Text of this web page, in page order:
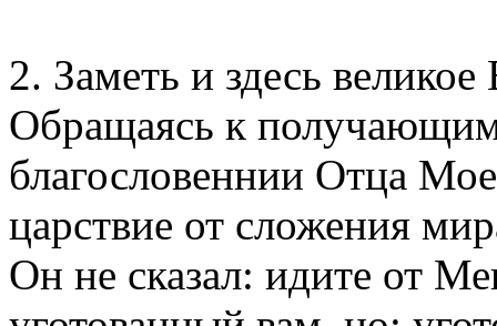
2. Заметь и здесь
Обращаясь к
благословеннии Отца
царствие от сложения
Он не сказал: идите от